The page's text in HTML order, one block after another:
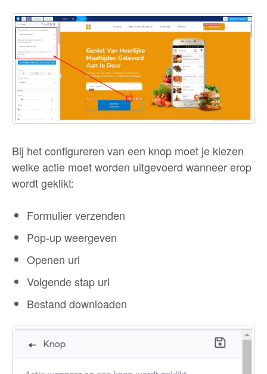
Bij het configureren van een knop moet je kiezen
welke actie moet worden uitgevoerd wanneer erop
wordt geklikt:
Formulier verzenden
Pop-up weergeven
Openen url
Volgende stap url
Bestand downloaden